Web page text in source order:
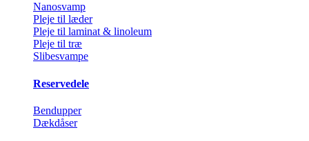
Nanosvamp
Pleje til læder
Pleje til laminat & linoleum
Pleje til træ
Slibesvampe
Reservedele
Bendupper
Dækdåser